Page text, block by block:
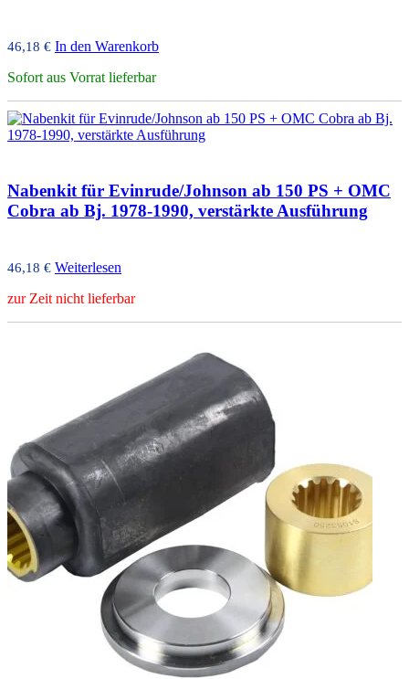
46,18 € In den Warenkorb
Sofort aus Vorrat lieferbar
Nabenkit für Evinrude/Johnson ab 150 PS + OMC
Cobra ab Bj. 1978-1990, verstärkte Ausführung
46,18 € Weiterlesen
zur Zeit nicht lieferbar